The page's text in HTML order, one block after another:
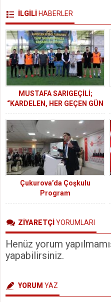
İLGİLİ HABERLER
MUSTAFA SARIGEÇİLİ;
“KARDELEN, HER GEÇEN GÜN
KOLLARI BÜYÜYEN BİR
ÇINARA DÖNÜŞTÜ”
Çukurova’da Çoşkulu
Program
ZİYARETÇİYORUMLARI
Henüz yorum
yapabilirsiniz.
YORUM YAZ